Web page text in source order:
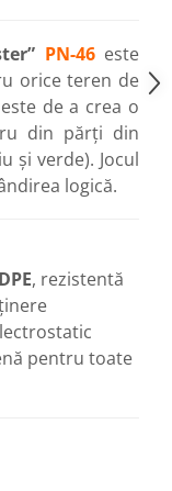
PN-46 este
orice teren de
de a crea o
din părți din
și verde). Jocul
logică.
, rezistentă
pentru toate